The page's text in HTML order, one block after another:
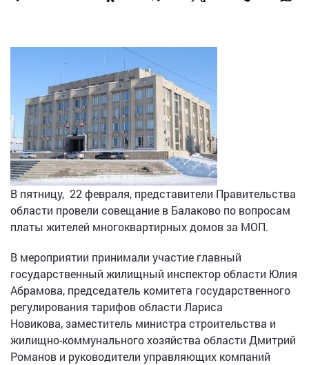
В пятницу, 22 февраля, представители Правительства
области провели совещание в Балаково по вопросам
платы жителей многоквартирных домов за МОП.
В мероприятии принимали участие главный
государственный жилищный инспектор области Юлия
Абрамова, председатель комитета государственного
регулирования тарифов области Лариса
Новикова, заместитель министра строительства и
жилищно-коммунального хозяйства области Дмитрий
Романов и руководители управляющих компаний